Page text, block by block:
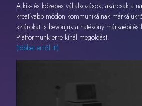
A kis- és közepes vállalkozások, akárcsak a
kreatívabb módon kommunikálnak
sztárokat is bevonjuk a hatékony márkaépítés
Platformunk erre kínál megoldást.
(többet erről itt)